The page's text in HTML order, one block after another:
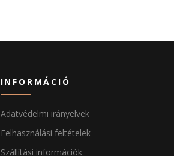
INFORMÁCIÓ
Adatvédelmi irányelvek
Felhasználási feltételek
Szállítási információk